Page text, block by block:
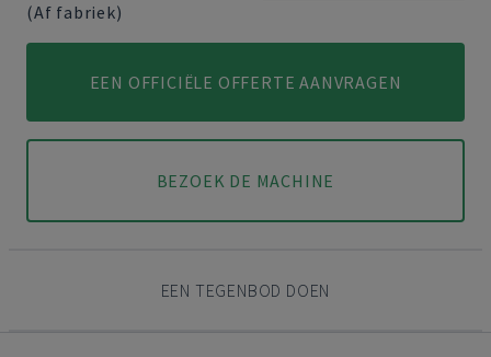
(Af fabriek)
EEN OFFICIËLE OFFERTE AANVRAGEN
BEZOEK DE MACHINE
EEN TEGENBOD DOEN